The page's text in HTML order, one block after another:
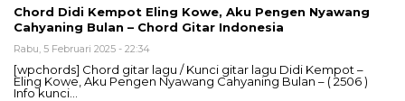
Chord Didi Kempot Eling Kowe, Aku Pengen Nyawang
Cahyaning Bulan – Chord Gitar Indonesia
Rabu, 5 Februari 2025 - 22:34
[wpchords] Chord gitar lagu / Kunci gitar lagu Didi Kempot –
Eling Kowe, Aku Pengen Nyawang Cahyaning Bulan – ( 2506 )
Info kunci…